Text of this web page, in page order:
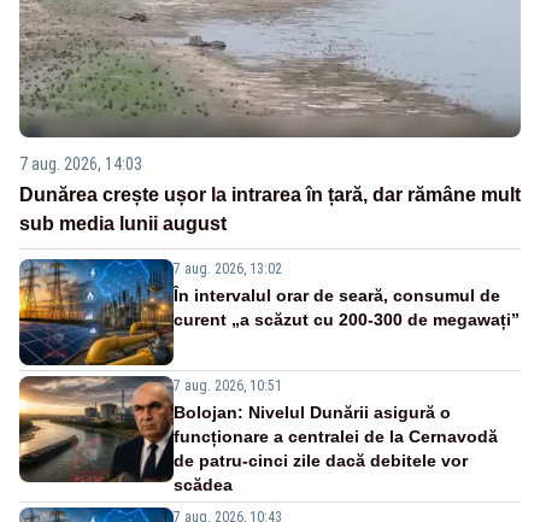
7 aug. 2026, 14:03
Dunărea crește ușor la intrarea în țară, dar rămâne mult
sub media lunii august
7 aug. 2026, 13:02
În intervalul orar de seară, consumul de
curent „a scăzut cu 200-300 de megawați”
7 aug. 2026, 10:51
Bolojan: Nivelul Dunării asigură o
funcționare a centralei de la Cernavodă
de patru-cinci zile dacă debitele vor
scădea
7 aug. 2026, 10:43